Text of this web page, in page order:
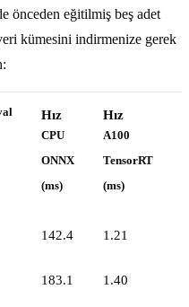
önceden eğitilmiş beş adet
kümesini indirmenize gerek
Hız
CPU
ONNX
(ms)
Hız
A100
TensorRT
(ms)
142.4 1.21
183.1 1.40